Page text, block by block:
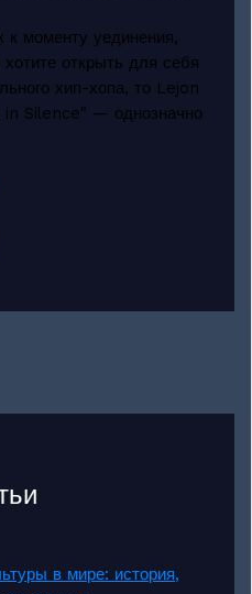
моменту уединения,
открыть для себя
хип-хопа, то Lejon
in Silence" — однозначно